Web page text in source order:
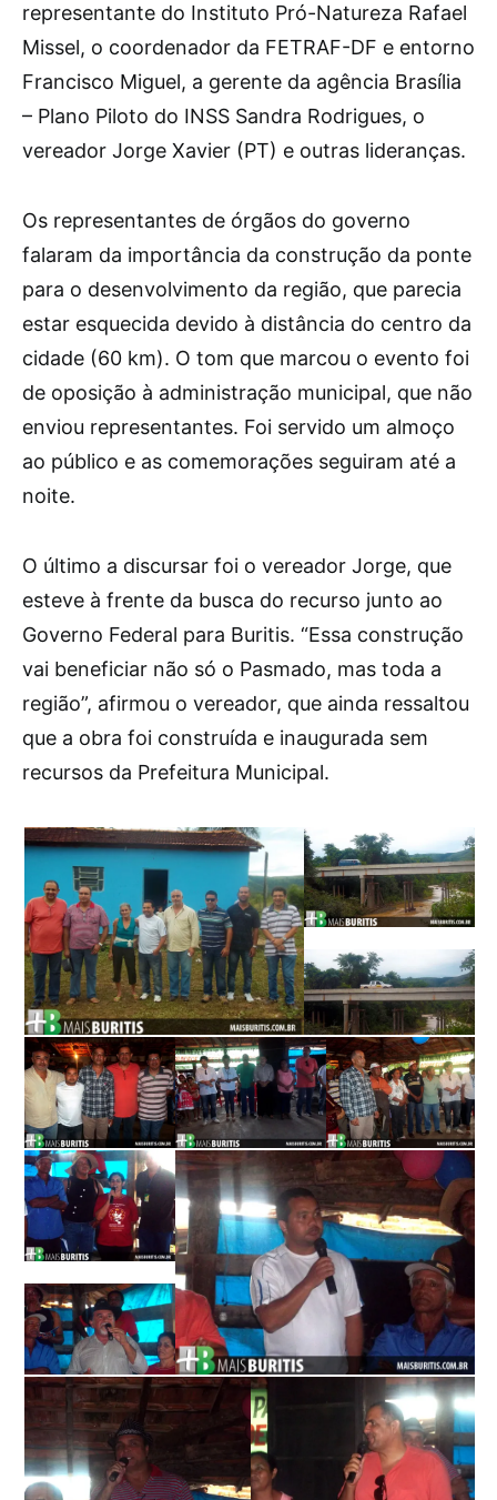
representante do Instituto Pró-Natureza Rafael
Missel, o coordenador da FETRAF-DF e entorno
Francisco Miguel, a gerente da agência Brasília
– Plano Piloto do INSS Sandra Rodrigues, o
vereador Jorge Xavier (PT) e outras lideranças.
Os representantes de órgãos do governo
falaram da importância da construção da ponte
para o desenvolvimento da região, que parecia
estar esquecida devido à distância do centro da
cidade (60 km). O tom que marcou o evento foi
de oposição à administração municipal, que não
enviou representantes. Foi servido um almoço
ao público e as comemorações seguiram até a
noite.
O último a discursar foi o vereador Jorge, que
esteve à frente da busca do recurso junto ao
Governo Federal para Buritis. “Essa construção
vai beneficiar não só o Pasmado, mas toda a
região”, afirmou o vereador, que ainda ressaltou
que a obra foi construída e inaugurada sem
recursos da Prefeitura Municipal.